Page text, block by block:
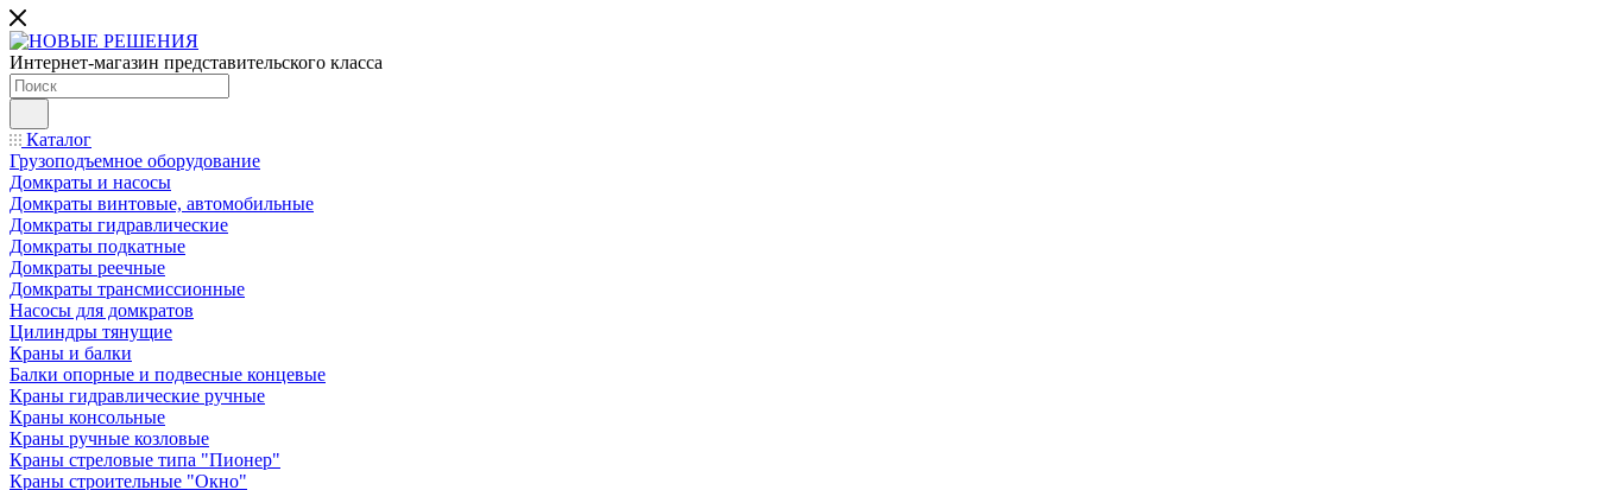
Интернет-магазин представительского класса
Каталог
Грузоподъемное оборудование
Домкраты и насосы
Домкраты винтовые, автомобильные
Домкраты гидравлические
Домкраты подкатные
Домкраты реечные
Домкраты трансмиссионные
Насосы для домкратов
Цилиндры тянущие
Краны и балки
Балки опорные и подвесные концевые
Краны гидравлические ручные
Краны консольные
Краны ручные козловые
Краны стреловые типа "Пионер"
Краны строительные "Окно"